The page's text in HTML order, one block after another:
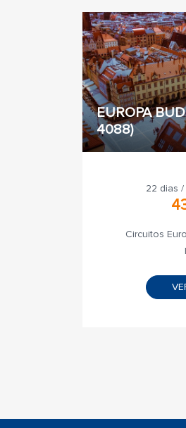
EUROPA
4088)
22 dias
Circuitos